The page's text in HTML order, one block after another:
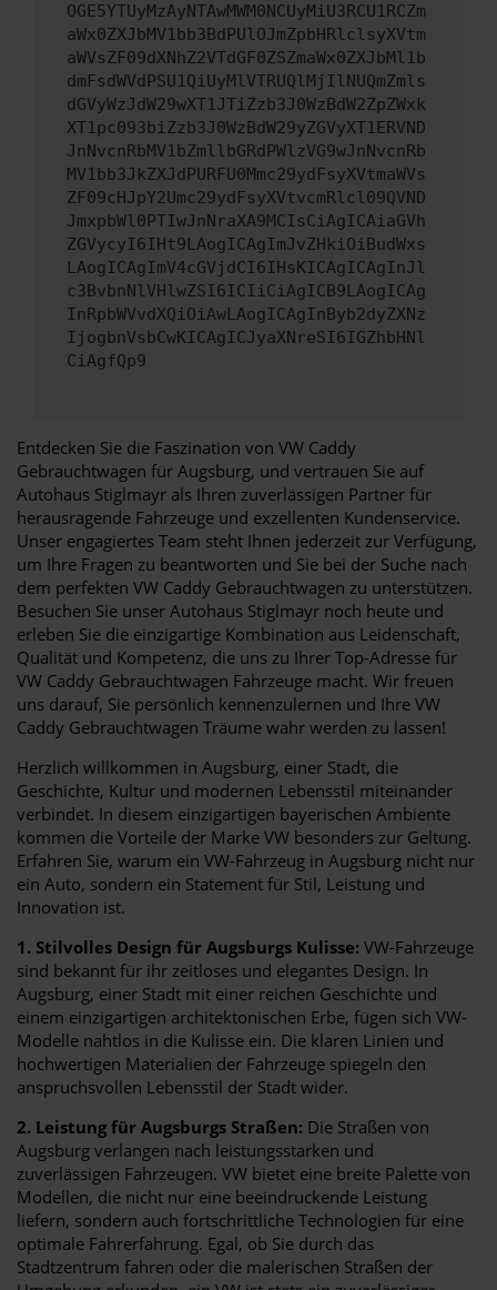
OGE5YTUyMzAyNTAwMWM0NCUyMiU3RCU1RCZm
aWx0ZXJbMV1bb3BdPUlOJmZpbHRlclsyXVtm
aWVsZF09dXNhZ2VTdGF0ZSZmaWx0ZXJbMl1b
dmFsdWVdPSU1QiUyMlVTRUQlMjIlNUQmZmls
dGVyWzJdW29wXT1JTiZzb3J0WzBdW2ZpZWxk
XT1pc093biZzb3J0WzBdW29yZGVyXT1ERVND
JnNvcnRbMV1bZmllbGRdPWlzVG9wJnNvcnRb
MV1bb3JkZXJdPURFU0Mmc29ydFsyXVtmaWVs
ZF09cHJpY2Umc29ydFsyXVtvcmRlcl09QVND
JmxpbWl0PTIwJnNraXA9MCIsCiAgICAiaGVh
ZGVycyI6IHt9LAogICAgImJvZHkiOiBudWxs
LAogICAgImV4cGVjdCI6IHsKICAgICAgInJl
c3BvbnNlVHlwZSI6ICIiCiAgICB9LAogICAg
InRpbWVvdXQiOiAwLAogICAgInByb2dyZXNz
IjogbnVsbCwKICAgICJyaXNreSI6IGZhbHNl
CiAgfQp9
Entdecken Sie die Faszination von VW Caddy
Gebrauchtwagen für Augsburg, und vertrauen Sie auf
Autohaus Stiglmayr als Ihren zuverlässigen Partner für
herausragende Fahrzeuge und exzellenten Kundenservice.
Unser engagiertes Team steht Ihnen jederzeit zur Verfügung,
um Ihre Fragen zu beantworten und Sie bei der Suche nach
dem perfekten VW Caddy Gebrauchtwagen zu unterstützen.
Besuchen Sie unser Autohaus Stiglmayr noch heute und
erleben Sie die einzigartige Kombination aus Leidenschaft,
Qualität und Kompetenz, die uns zu Ihrer Top-Adresse für
VW Caddy Gebrauchtwagen Fahrzeuge macht. Wir freuen
uns darauf, Sie persönlich kennenzulernen und Ihre VW
Caddy Gebrauchtwagen Träume wahr werden zu lassen!
Herzlich willkommen in Augsburg, einer Stadt, die
Geschichte, Kultur und modernen Lebensstil miteinander
verbindet. In diesem einzigartigen bayerischen Ambiente
kommen die Vorteile der Marke VW besonders zur Geltung.
Erfahren Sie, warum ein VW-Fahrzeug in Augsburg nicht nur
ein Auto, sondern ein Statement für Stil, Leistung und
Innovation ist.
1. Stilvolles Design für Augsburgs Kulisse: VW-Fahrzeuge
sind bekannt für ihr zeitloses und elegantes Design. In
Augsburg, einer Stadt mit einer reichen Geschichte und
einem einzigartigen architektonischen Erbe, fügen sich VW-
Modelle nahtlos in die Kulisse ein. Die klaren Linien und
hochwertigen Materialien der Fahrzeuge spiegeln den
anspruchsvollen Lebensstil der Stadt wider.
2. Leistung für Augsburgs Straßen: Die Straßen von
Augsburg verlangen nach leistungsstarken und
zuverlässigen Fahrzeugen. VW bietet eine breite Palette von
Modellen, die nicht nur eine beeindruckende Leistung
liefern, sondern auch fortschrittliche Technologien für eine
optimale Fahrerfahrung. Egal, ob Sie durch das
Stadtzentrum fahren oder die malerischen Straßen der